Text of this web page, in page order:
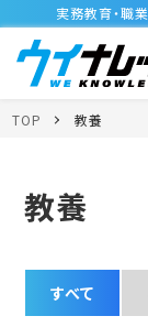
実務教育・職
TOP 教養
教養
すべて